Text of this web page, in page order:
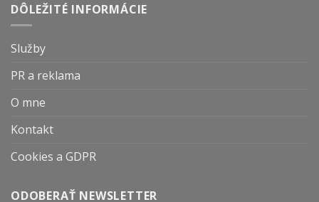
DÔLEŽITÉ INFORMÁCIE
Služby
PR a reklama
O mne
Kontakt
Cookies a GDPR
ODOBERAŤ NEWSLETTER